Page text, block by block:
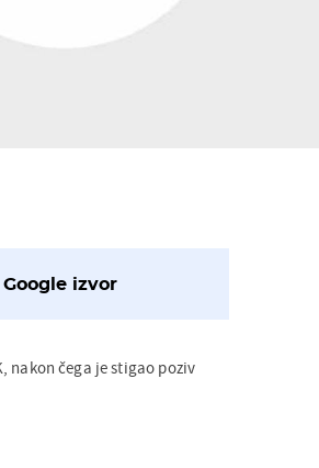
izvor
nakon čega je stigao poziv